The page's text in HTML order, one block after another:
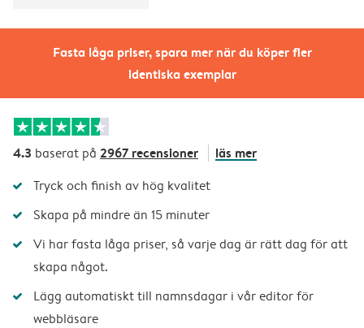
Fasta låga priser, spara mer när du köper fler
identiska exemplar
4.3 baserat på 2967 recensioner läs mer
Tryck och finish av hög kvalitet
Skapa på mindre än 15 minuter
Vi har fasta låga priser, så varje dag är rätt dag för att
skapa något.
Lägg automatiskt till namnsdagar i vår editor för
webbläsare